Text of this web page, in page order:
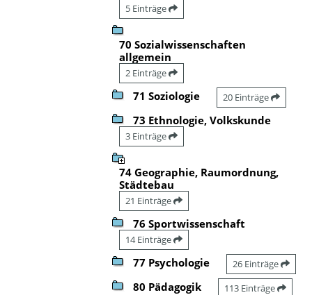
5 Einträge
70 Sozialwissenschaften
allgemein
2 Einträge
71 Soziologie 20 Einträge
73 Ethnologie, Volkskunde
3 Einträge
74 Geographie, Raumordnung,
Städtebau
21 Einträge
76 Sportwissenschaft
14 Einträge
77 Psychologie 26 Einträge
80 Pädagogik 113 Einträge